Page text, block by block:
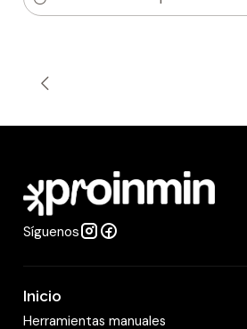
C
d
Síguenos
Inicio
Herramientas manuales